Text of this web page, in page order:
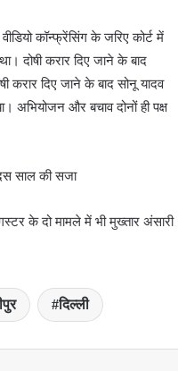
कॉन्फ्रेंसिंग के जरिए कोर्ट में
दोषी करार दिए जाने के बाद
करार दिए जाने के बाद सोनू यादव
अभियोजन और बचाव दोनों ही पक्ष
साल की सजा
के दो मामले में भी मुख्तार अंसारी
दिल्ली